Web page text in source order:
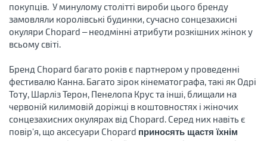
покупців. У минулому столітті вироби цього бренду
замовляли королівські будинки, сучасно сонцезахисні
окуляри Chopard – неодмінні атрибути розкішних жінок у
всьому світі.
Бренд Chopard багато років є партнером у проведенні
фестивалю Канна. Багато зірок кінематографа, такі як Одрі
Тоту, Шарліз Терон, Пенелопа Крус та інші, блищали на
червоній килимовій доріжці в коштовностях і жіночих
сонцезахисних окулярах від Chopard. Серед них навіть є
повір'я, що аксесуари Chopard приносять щастя їхнім